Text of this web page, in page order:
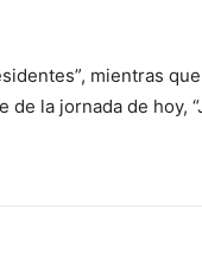
mientras
la jornada de hoy,